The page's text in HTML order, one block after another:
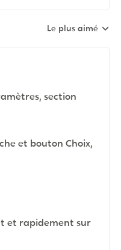
Réponses triées par
Le plus aimé
section
et bouton Choix,
et rapidement sur